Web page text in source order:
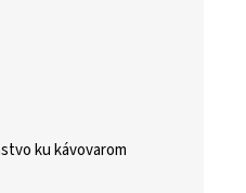
ku kávovarom